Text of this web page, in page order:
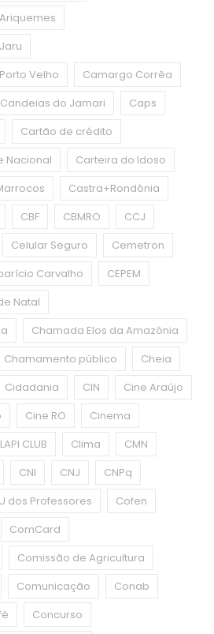
Velho
Camargo Corrêa
Candeias do Jamari
Caps
Cartão de crédito
Nacional
Carteira do Idoso
Castra+Rondônia
CBF CBMRO
CCJ
Celular Seguro
Cemetron
Carvalho
CEPEM
Natal
Chamada Elos da Amazônia
Chamamento público
Cheia
Cidadania CIN
Cine Araújo
Cine RO
Cinema
CLUB Clima
CMN
CNI CNJ
CNPq
dos Professores
Cofen
ComCard
Comissão de Agricultura
Comunicação
Conab
Concurso